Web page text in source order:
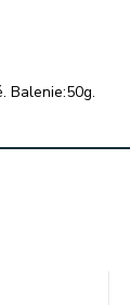
Balenie:50g.